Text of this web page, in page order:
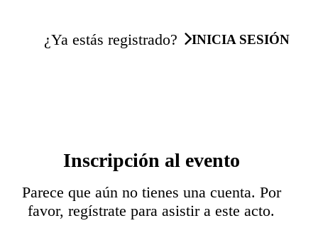
¿Ya estás registrado? INICIA SESIÓN
Inscripción al evento
Parece que aún no tienes una cuenta. Por
favor, regístrate para asistir a este acto.